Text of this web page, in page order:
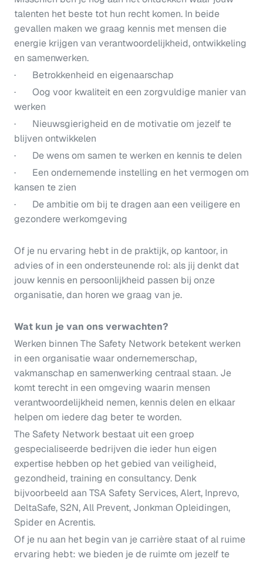
talenten het beste tot hun recht komen. In beide
gevallen maken we graag kennis met mensen die
energie krijgen van verantwoordelijkheid, ontwikkeling
en samenwerken.
· Betrokkenheid en eigenaarschap
· Oog voor kwaliteit en een zorgvuldige manier van
werken
· Nieuwsgierigheid en de motivatie om jezelf te
blijven ontwikkelen
· De wens om samen te werken en kennis te delen
· Een ondernemende instelling en het vermogen om
kansen te zien
· De ambitie om bij te dragen aan een veiligere en
gezondere werkomgeving
Of je nu ervaring hebt in de praktijk, op kantoor, in
advies of in een ondersteunende rol: als jij denkt dat
jouw kennis en persoonlijkheid passen bij onze
organisatie, dan horen we graag van je.
Wat kun je van ons verwachten?
Werken binnen The Safety Network betekent werken
in een organisatie waar ondernemerschap,
vakmanschap en samenwerking centraal staan. Je
komt terecht in een omgeving waarin mensen
verantwoordelijkheid nemen, kennis delen en elkaar
helpen om iedere dag beter te worden.
The Safety Network bestaat uit een groep
gespecialiseerde bedrijven die ieder hun eigen
expertise hebben op het gebied van veiligheid,
gezondheid, training en consultancy. Denk
bijvoorbeeld aan TSA Safety Services, Alert, Inprevo,
DeltaSafe, S2N, All Prevent, Jonkman Opleidingen,
Spider en Acrentis.
Of je nu aan het begin van je carrière staat of al ruime
ervaring hebt: we bieden je de ruimte om jezelf te